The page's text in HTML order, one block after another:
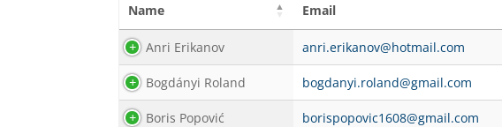
Name Email
Anri Erikanov anri.erikanov@hotmail.com
Bogdányi Roland bogdanyi.roland@gmail.com
Boris Popović borispopovic1608@gmail.com